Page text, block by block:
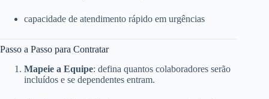
capacidade de atendimento rápido em urgências
Passo a Passo para Contratar
Mapeie a Equipe: defina quantos colaboradores serão
incluídos e se dependentes entram.